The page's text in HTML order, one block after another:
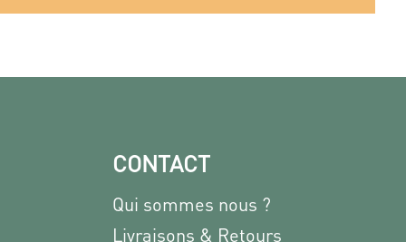
CONTACT
Qui sommes nous ?
Livraisons & Retours